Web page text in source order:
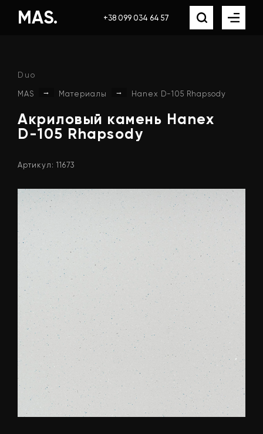
MAS. +38 099 034 64 57
Duo
MAS → Материалы → Hanex D-105 Rhapsody
Акриловый камень Hanex
D-105 Rhapsody
Артикул: 11673